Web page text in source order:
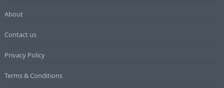
About
Contact us
Privacy Policy
Terms & Conditions